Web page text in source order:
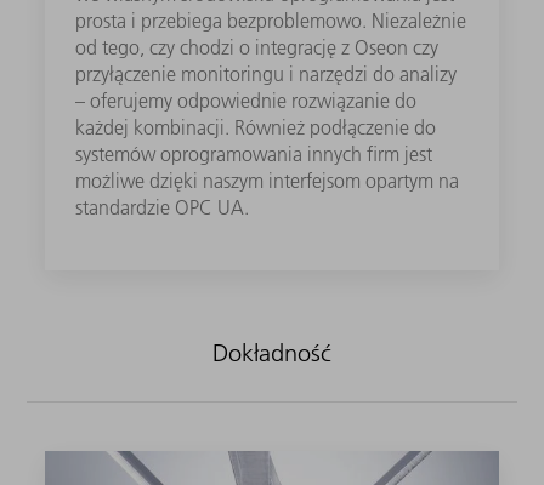
prosta i przebiega bezproblemowo. Niezależnie
od tego, czy chodzi o integrację z Oseon czy
przyłączenie monitoringu i narzędzi do analizy
– oferujemy odpowiednie rozwiązanie do
każdej kombinacji. Również podłączenie do
systemów oprogramowania innych firm jest
możliwe dzięki naszym interfejsom opartym na
standardzie OPC UA.
Dokładność